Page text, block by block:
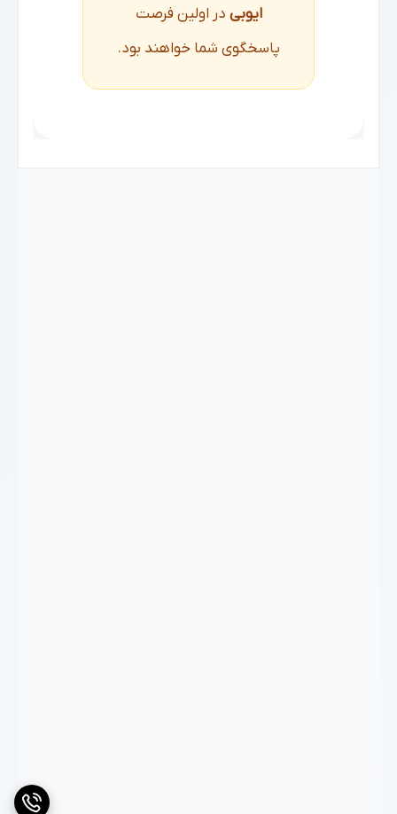
ایوبی در اولین فرصت
پاسخگوی شما خواهند بود.